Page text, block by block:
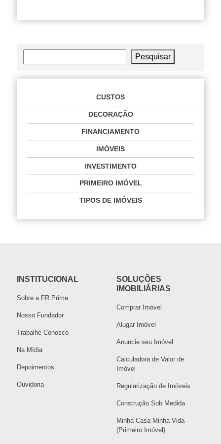
Pesquisar
CUSTOS
DECORAÇÃO
FINANCIAMENTO
IMÓVEIS
INVESTIMENTO
PRIMEIRO IMÓVEL
TIPOS DE IMÓVEIS
INSTITUCIONAL
Sobre a FR Prime
Nosso Fundador
Trabalhe Conosco
Na Mídia
Depoimentos
Ouvidoria
SOLUÇÕES
IMOBILIÁRIAS
Comprar Imóvel
Alugar Imóvel
Anuncie seu Imóvel
Calculadora de Valor de
Imóvel
Regularização de Imóveis
Construção Sob Medida
Minha Casa Minha Vida
(Primeiro Imóvel)